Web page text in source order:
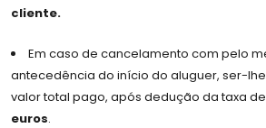
cliente.
Em caso de cancelamento com pelo
antecedência do início do aluguer, ser-
valor total pago, após dedução da taxa
euros.